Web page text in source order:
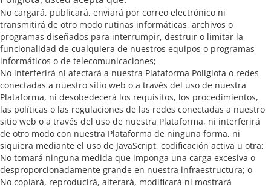
No cargará, publicará, enviará por correo electrónico ni
transmitirá de otro modo rutinas informáticas, archivos o
programas diseñados para interrumpir, destruir o limitar la
funcionalidad de cualquiera de nuestros equipos o programas
informáticos o de telecomunicaciones;
No interferirá ni afectará a nuestra Plataforma Poliglota o redes
conectadas a nuestro sitio web o a través del uso de nuestra
Plataforma, ni desobedecerá los requisitos, los procedimientos,
las políticas o las regulaciones de las redes conectadas a nuestro
sitio web o a través del uso de nuestra Plataforma, ni interferirá
de otro modo con nuestra Plataforma de ninguna forma, ni
siquiera mediante el uso de JavaScript, codificación activa u otra;
No tomará ninguna medida que imponga una carga excesiva o
desproporcionadamente grande en nuestra infraestructura; o
No copiará, reproducirá, alterará, modificará ni mostrará